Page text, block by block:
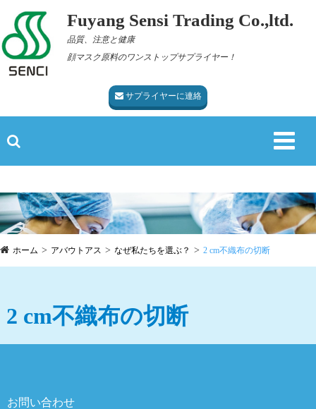
Fuyang Sensi Trading Co.,ltd.
品質、注意と健康
顔マスク原料のワンストップサプライヤー！
サプライヤーに連絡
ホーム アバウトアス なぜ私たちを選ぶ？ 2 cm不織布の切断
2 cm不織布の切断
お問い合わせ